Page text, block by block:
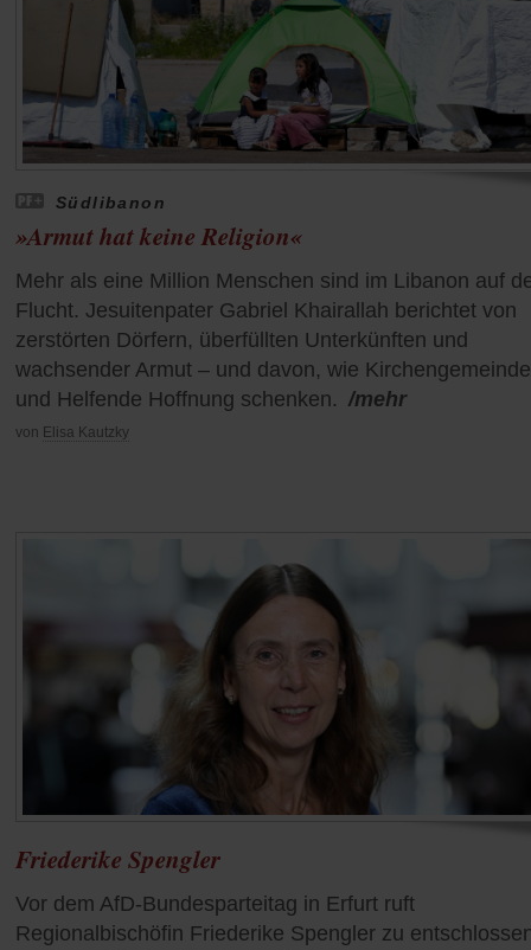
Südlibanon
»Armut hat keine Religion«
Mehr als eine Million Menschen sind im Libanon auf
Flucht. Jesuitenpater Gabriel Khairallah berichtet von
zerstörten Dörfern, überfüllten Unterkünften und
wachsender Armut – und davon, wie
und Helfende Hoffnung schenken. /mehr
von Elisa Kautzky
Friederike Spengler
Vor dem AfD-Bundesparteitag in Erfurt ruft
Regionalbischöfin Friederike Spengler zu